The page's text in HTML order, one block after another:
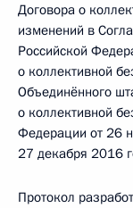
Договора о
изменений в
Российской
о коллективной
Объединённого
о коллективной
Федерации от 26
27 декабря 2016
Протокол